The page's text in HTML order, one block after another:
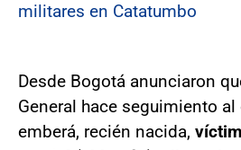
militares en Catatumbo
Desde Bogotá anunciaron
General hace seguimiento
emberá, recién nacida,